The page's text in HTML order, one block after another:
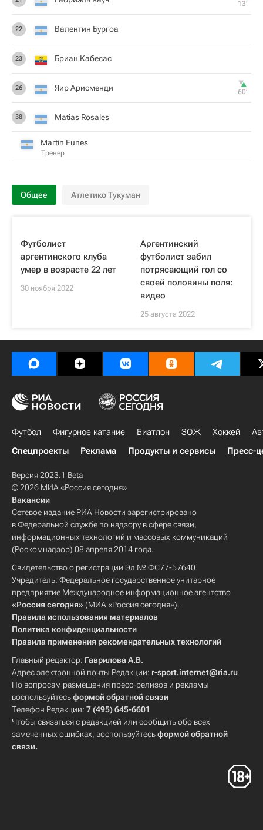
13‎’‎
22 Валентин Бургоа
23 Бриан Кабесас
26 Яир Арисменди 60‎’‎
38 Matias Rosales
Martin Funes
Тренер
Общее Атлетико Тукуман
Футболист
аргентинского клуба
умер в возрасте 22 лет
30 ноября 2022
Аргентинский
футболист забил
потрясающий гол со
своей половины поля:
видео
25 августа 2022
Футбол Фигурное катание Биатлон ЗОЖ Хоккей
Спецпроекты
Реклама Продукты и сервисы Пресс-
Версия 2023.1 Beta
© 2026 МИА «Россия сегодня»
Вакансии
Сетевое издание РИА Новости зарегистрировано
в Федеральной службе по надзору в сфере связи,
информационных технологий и массовых коммуникаций
(Роскомнадзор) 08 апреля 2014 года.
Свидетельство о регистрации Эл № ФС77-57640
Учредитель: Федеральное государственное унитарное
предприятие Международное информационное агентство
«Россия сегодня» (МИА «Россия сегодня»).
Правила использования материалов
Политика конфиденциальности
Правила применения рекомендательных технологий
Главный редактор: Гаврилова А.В.
Адрес электронной почты Редакции: r-sport.internet@ria.ru
По вопросам размещения пресс-релизов и рекламы
воспользуйтесьформой обратной связи
Телефон Редакции: 7 (495) 645-6601
Чтобы связаться с редакцией или сообщить обо всех
замеченных ошибках, воспользуйтесьформой обратной
связи.